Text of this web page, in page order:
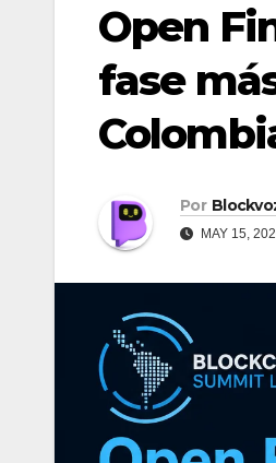
Open
fase
Por
MAY 15,